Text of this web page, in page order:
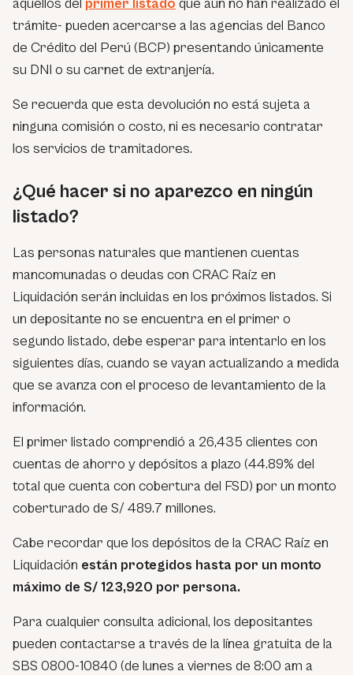
aquellos del primer listado que aún no han realizado el
trámite- pueden acercarse a las agencias del Banco
de Crédito del Perú (BCP) presentando únicamente
su DNI o su carnet de extranjería.
Se recuerda que esta devolución no está sujeta a
ninguna comisión o costo, ni es necesario contratar
los servicios de tramitadores.
¿Qué hacer si no aparezco en ningún
listado?
Las personas naturales que mantienen cuentas
mancomunadas o deudas con CRAC Raíz en
Liquidación serán incluidas en los próximos listados. Si
un depositante no se encuentra en el primer o
segundo listado, debe esperar para intentarlo en los
siguientes días, cuando se vayan actualizando a medida
que se avanza con el proceso de levantamiento de la
información.
El primer listado comprendió a 26,435 clientes con
cuentas de ahorro y depósitos a plazo (44.89% del
total que cuenta con cobertura del FSD) por un monto
coberturado de S/ 489.7 millones.
Cabe recordar que los depósitos de la CRAC Raíz en
Liquidación están protegidos hasta por un monto
máximo de S/ 123,920 por persona.
Para cualquier consulta adicional, los depositantes
pueden contactarse a través de la línea gratuita de la
SBS 0800-10840 (de lunes a viernes de 8:00 am a